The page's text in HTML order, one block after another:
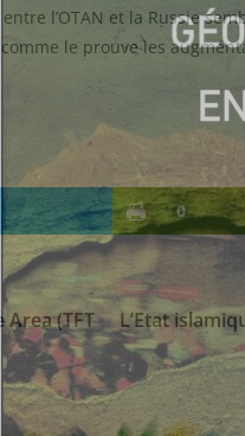
l’OTAN et la Russie
le prouve les
0
Area (TFT
L’Etat